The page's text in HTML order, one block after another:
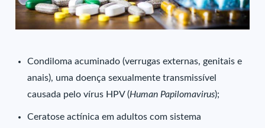
Condiloma acuminado (verrugas externas, genitais e
anais), uma doença sexualmente transmissível
causada pelo vírus HPV (Human Papilomavirus);
Ceratose actínica em adultos com sistema